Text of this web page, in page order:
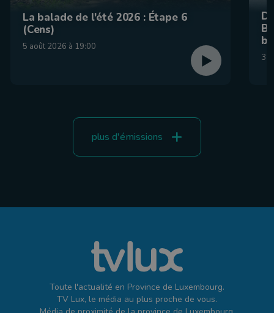
La balade de l'été 2026 : Étape 6
(Cens)
5 août 2026 à 19:00
31
plus d'émissions
Toute l'actualité en Province de Luxembourg.
TV Lux, le média au plus proche de vous.